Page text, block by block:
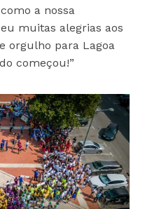
a nossa
muitas alegrias aos
orgulho para Lagoa
começou!”